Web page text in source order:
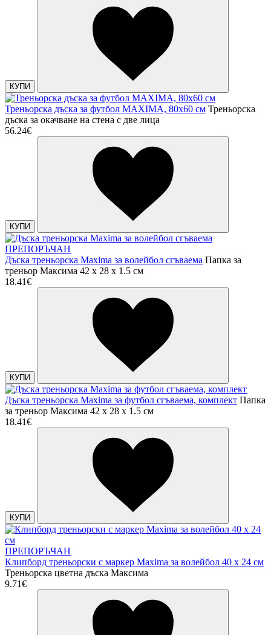
КУПИ
Треньорска дъска за футбол MAXIMA, 80х60 см Треньорска
дъска за окачване на стена с две лица
56.24€
КУПИ
ПРЕПОРЪЧАН
Дъска треньорска Maxima за волейбол сгъваема Папка за
треньор Максима 42 x 28 x 1.5 см
18.41€
КУПИ
Дъска треньорска Maxima за футбол сгъваема, комплект Папка
за треньор Максима 42 x 28 x 1.5 см
18.41€
КУПИ
ПРЕПОРЪЧАН
Клипборд треньорски с маркер Maxima за волейбол 40 х 24 см
Треньорска цветна дъска Максима
9.71€